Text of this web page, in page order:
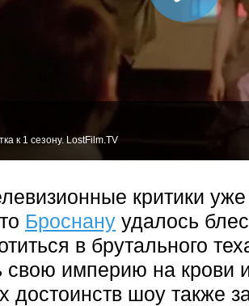
к 1 сезону. LostFilm.TV
критики
Броснану удалось
в брутального
свою империю на крови
достоинств шоу также